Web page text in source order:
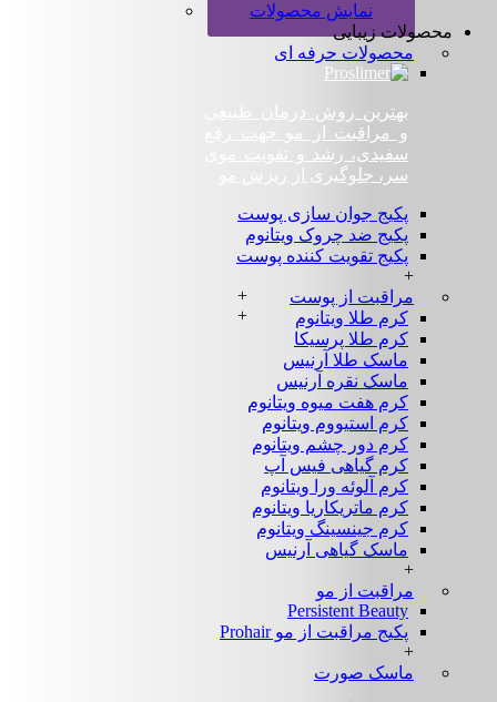
نمایش محصولات
محصولات زیبایی
محصولات حرفه ای
بهترین روش درمان طبیعی
و مراقبت از مو جهت رفع
سفیدی، رشد و تقویت موی
سر، جلوگیری از ریزش مو
پکیج جوان سازی پوست
پکیج ضد چروک ویتانوم
پکیج تقویت کننده پوست
+
مراقبت از پوست
کرم طلا ویتانوم
کرم طلا پرسیکا
ماسک طلا آرنیس
ماسک نقره آرنیس
کرم هفت میوه ویتانوم
کرم استیووم ویتانوم
کرم دور چشم ویتانوم
کرم گیاهی فیس آپ
کرم آلوئه ورا ویتانوم
کرم ماتریکاریا ویتانوم
کرم جینسینگ ویتانوم
ماسک گیاهی آرنیس
+
مراقبت از مو
Persistent Beauty
پکیج مراقبت از مو Prohair
+
ماسک صورت
+
+